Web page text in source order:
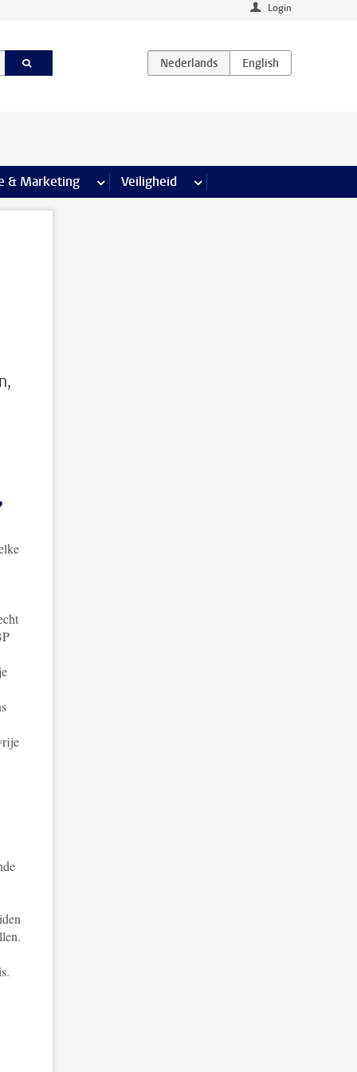
Login
& Marketing meer Communicatie & Marketing pagina’s
Veiligheid meer Veiligheid pagina’s